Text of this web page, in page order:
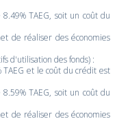
TAEG, soit un coût du
de réaliser des économies
d'utilisation des fonds) :
et le coût du crédit est
TAEG, soit un coût du
de réaliser des économies